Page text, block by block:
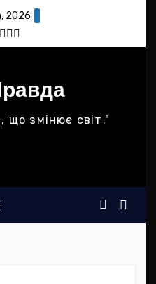
2026
що змінює світ."